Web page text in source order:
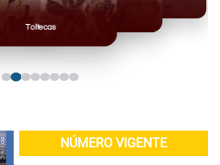
Toltecas
NÚMERO VIGENTE